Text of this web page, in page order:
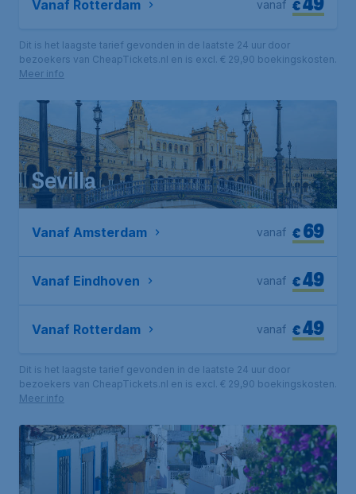
Vanaf Rotterdam €
vanaf
Dit is het laagste tarief gevonden in de laatste 24 uur door
bezoekers van CheapTickets.nl en is excl. € 29,90 boekingskosten.
Meer info
Sevilla
Vanaf Amsterdam €69
vanaf
Vanaf Eindhoven €49
vanaf
Vanaf Rotterdam €49
vanaf
Dit is het laagste tarief gevonden in de laatste 24 uur door
bezoekers van CheapTickets.nl en is excl. € 29,90 boekingskosten.
Meer info